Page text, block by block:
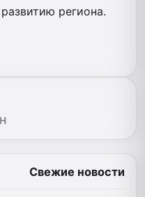
региона.
Свежие новости